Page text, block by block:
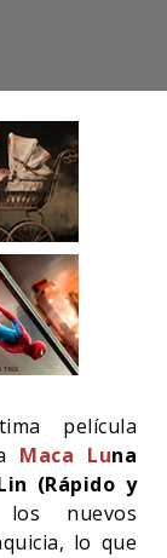
película
Maca Luna
(Rápido y
nuevos
lo que